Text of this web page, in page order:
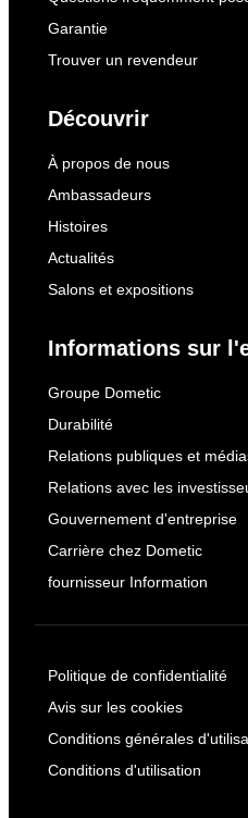
Garantie
Trouver un revendeur
Découvrir
À propos de nous
Ambassadeurs
Histoires
Actualités
Salons et expositions
Informations sur
Groupe Dometic
Durabilité
Relations publiques et
Relations avec les
Gouvernement d'entreprise
Carrière chez Dometic
fournisseur Information
Politique de confidentialité
Avis sur les cookies
Conditions générales
Conditions d'utilisation